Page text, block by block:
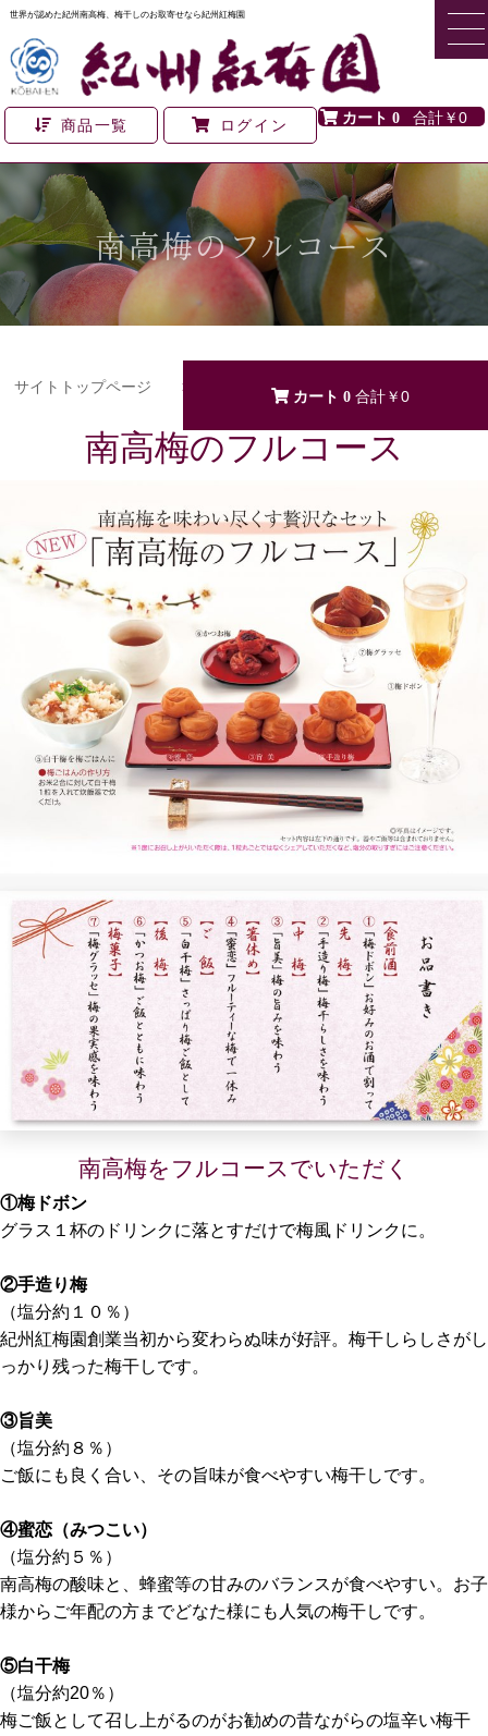
世界が認めた紀州南高梅、梅干しのお取寄せなら紀州紅梅園
商品一覧 ログイン 0 ￥0
南高梅のフルコース
サイトトップページ > > 南高梅のフルコース
0 ￥0
南高梅のフルコース
南高梅をフルコースでいただく
①梅ドボン
グラス１杯のドリンクに落とすだけで梅風ドリンクに。
②手造り梅
（塩分約１０％）
紀州紅梅園創業当初から変わらぬ味が好評。梅干しらしさがし
っかり残った梅干しです。
③旨美
（塩分約８％）
ご飯にも良く合い、その旨味が食べやすい梅干しです。
④蜜恋（みつこい）
（塩分約５％）
南高梅の酸味と、蜂蜜等の甘みのバランスが食べやすい。お子
様からご年配の方までどなた様にも人気の梅干しです。
⑤白干梅
（塩分約20％）
梅ご飯として召し上がるのがお勧めの昔ながらの塩辛い梅干